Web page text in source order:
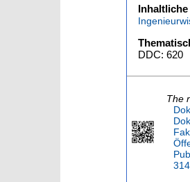
DDC: 620
The